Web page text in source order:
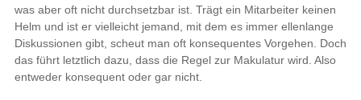
was aber oft nicht durchsetzbar ist. Trägt ein Mitarbeiter keinen
Helm und ist er vielleicht jemand, mit dem es immer ellenlange
Diskussionen gibt, scheut man oft konsequentes Vorgehen. Doch
das führt letztlich dazu, dass die Regel zur Makulatur wird. Also
entweder konsequent oder gar nicht.